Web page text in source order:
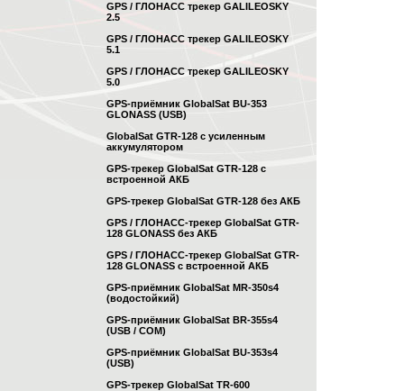
GPS / ГЛОНАСС трекер GALILEOSKY
2.5
GPS / ГЛОНАСС трекер GALILEOSKY
5.1
GPS / ГЛОНАСС трекер GALILEOSKY
5.0
GPS-приёмник GlobalSat BU-353
GLONASS (USB)
GlobalSat GTR-128 с усиленным
аккумулятором
GPS-трекер GlobalSat GTR-128 с
встроенной АКБ
GPS-трекер GlobalSat GTR-128 без АКБ
GPS / ГЛОНАСС-трекер GlobalSat GTR-
128 GLONASS без АКБ
GPS / ГЛОНАСС-трекер GlobalSat GTR-
128 GLONASS с встроенной АКБ
GPS-приёмник GlobalSat MR-350s4
(водостойкий)
GPS-приёмник GlobalSat BR-355s4
(USB / COM)
GPS-приёмник GlobalSat BU-353s4
(USB)
GPS-трекер GlobalSat TR-600